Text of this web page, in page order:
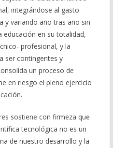
integrándose al gasto
y variando año tras año sin
educación en su totalidad,
profesional, y la
ser contingentes y
un proceso de
en riesgo el pleno ejercicio
sostiene con firmeza que
tecnológica no es un
de nuestro desarrollo y la